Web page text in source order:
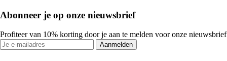
Abonneer je op onze nieuwsbrief
Profiteer van 10% korting door je aan te melden voor onze nieuwsbrief
Aanmelden